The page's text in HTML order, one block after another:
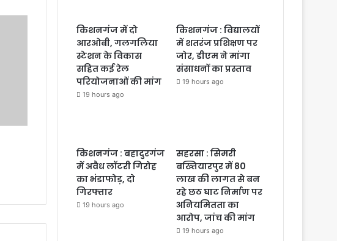
किशनगंज में दो
आरओबी, गलगलिया
स्टेशन के विकास
सहित कई रेल
परियोजनाओं की मांग
19 hours ago
किशनगंज : विद्यालयों
में शतरंज प्रशिक्षण पर
जोर, डीएम ने मांगा
संसाधनों का प्रस्ताव
19 hours ago
किशनगंज : बहादुरगंज
में अवैध लॉटरी गिरोह
का भंडाफोड़, दो
गिरफ्तार
19 hours ago
सहरसा : सिमरी
बख्तियारपुर में 80
लाख की लागत से बन
रहे छठ घाट निर्माण पर
अनियमितता का
आरोप, जांच की मांग
19 hours ago